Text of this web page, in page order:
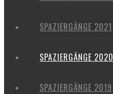
SPAZIERGÄNGE 2021
SPAZIERGÄNGE 2020
SPAZIERGÄNGE 2019